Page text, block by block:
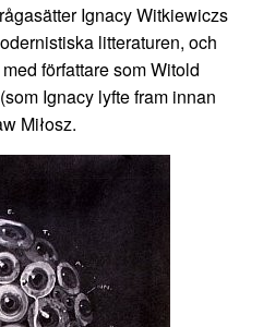
Ignacy Witkiewiczs
litteraturen, och
författare som Witold
Ignacy lyfte fram innan
Miłosz.